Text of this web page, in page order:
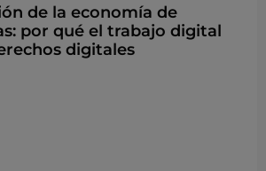
de la economía de
por qué el trabajo digital
digitales